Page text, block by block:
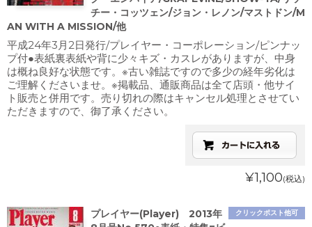
チー・コッツェン/ジョン・レノン/マストドン/M
AN WITH A MISSION/他
平成24年3月2日発行/プレイヤー・コーポレーション/ピンナッ
プ付●表紙裏表紙や背に少々キズ・カスレがありますが、中身
は概ね良好な状態です。※古い雑誌ですので多少の経年劣化は
ご理解くださいませ。※掲載品、通販商品は全て店頭・他サイ
ト販売と併用です。売り切れの際はキャンセル処理とさせてい
ただきますので、御了承ください。
¥1,100(税込)
クリックポスト他可
プレイヤー(Player) 2013年